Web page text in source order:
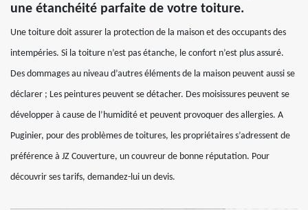
une étanchéité parfaite de votre toiture.
Une toiture doit assurer la protection de la maison et des occupants des
intempéries. Si la toiture n’est pas étanche, le confort n’est plus assuré.
Des dommages au niveau d’autres éléments de la maison peuvent aussi se
déclarer ; Les peintures peuvent se détacher. Des moisissures peuvent se
développer à cause de l’humidité et peuvent provoquer des allergies. A
Puginier, pour des problèmes de toitures, les propriétaires s’adressent de
préférence à JZ Couverture, un couvreur de bonne réputation. Pour
découvrir ses tarifs, demandez-lui un devis.